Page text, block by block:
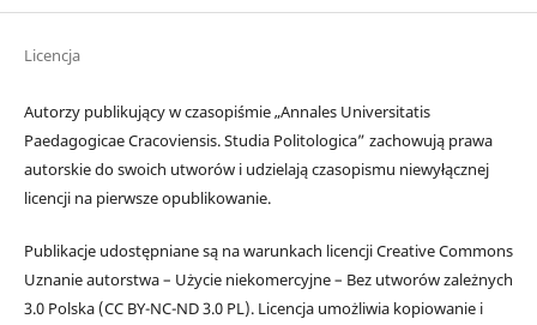
Licencja
Autorzy publikujący w czasopiśmie „Annales Universitatis
Paedagogicae Cracoviensis. Studia Politologica” zachowują prawa
autorskie do swoich utworów i udzielają czasopismu niewyłącznej
licencji na pierwsze opublikowanie.
Publikacje udostępniane są na warunkach licencji Creative Commons
Uznanie autorstwa – Użycie niekomercyjne – Bez utworów zależnych
3.0 Polska (CC BY-NC-ND 3.0 PL). Licencja umożliwia kopiowanie i